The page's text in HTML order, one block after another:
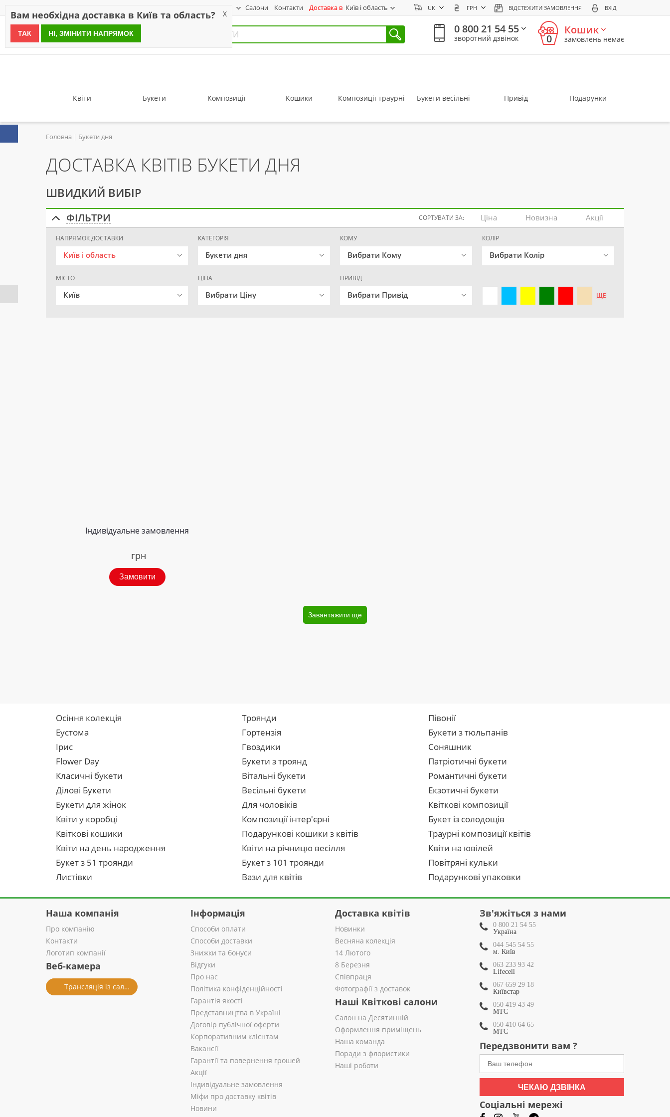
Салони Контакти Доставка в Київ і область UK ГРН ВІДСТЕЖИТИ ЗАМОВЛЕННЯ ВХІД
since 1999
0 800 21 54 55
зворотний дзвінок 0
Кошик
замовлень немає
Квіти Букети Композиції Кошики Композиції траурні Букети весільні Привід Подарунки
Головна Букети дня
ДОСТАВКА КВІТІВ БУКЕТИ ДНЯ
ШВИДКИЙ ВИБІР
ФІЛЬТРИ СОРТУВАТИ ЗА: Ціна Новизна Акції
НАПРЯМОК ДОСТАВКИ
Київ і область
КАТЕГОРІЯ
Букети дня
КОМУ
Вибрати Кому
КОЛІР
Вибрати Колір
МІСТО
Київ
ЦІНА
Вибрати Ціну
ПРИВІД
Вибрати Привід ЩЕ
Індивідуальне замовлення
грн
Замовити
Завантажити ще
Осіння колекція Троянди
Півонії
Еустома
Гортензія
Букети з тюльпанів
Ірис
Гвоздики
Соняшник
Flower Day
Букети з троянд
Патріотичні букети
Класичні букети
Вітальні букети
Романтичні букети
Ділові Букети
Весільні букети
Екзотичні букети
Букети для жінок
Для чоловіків
Квіткові композиції
Квіти у коробці
Композиції інтер'єрні
Букет із солодощів
Квіткові кошики
Подарункові кошики з квітів
Траурні композиції квітів
Квіти на день народження
Квіти на річницю весілля
Квіти на ювілей
Букет з 51 троянди
Букет з 101 троянди
Повітряні кульки
Листівки
Вази для квітів Подарункові упаковки
Наша компанія
Про компанію
Контакти
Логотип компанії
Веб-камера
Трансляція із салону
Інформація
Способи оплати
Способи доставки
Знижки та бонуси
Відгуки
Про нас
Політика конфіденційності
Гарантія якості
Представництва в Україні
Договір публічної оферти
Корпоративним клієнтам
Вакансії
Гарантії та повернення грошей
Акції
Індивідуальне замовлення
Міфи про доставку квітів
Новини
Доставка квітів
Новинки
Весняна колекція
14 Лютого
8 Березня
Співпраця
Фотографії з доставок
Наші Квіткові салони
Салон на Десятинній
Оформлення приміщень
Наша команда
Поради з флористики
Наші роботи
Зв'яжіться з нами
0 800 21 54 55
Україна
044 545 54 55
м. Київ
063 233 93 42
Lifecell
067 659 29 18
Київстар
050 419 43 49
МТС
050 410 64 65
МТС
Передзвонити вам ?
ЧЕКАЮ ДЗВІНКА
Соціальні мережі
Вам необхідна доставка в Київ та область? X
ТАК НІ, ЗМІНИТИ НАПРЯМОК